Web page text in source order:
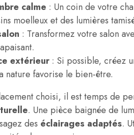
calme : Un coin de votre
moelleux et des lumières
: Transformez votre salon
extérieur: Si possible, créez
nature favorise le bien-être.
choisi, il est temps de
. Une pièce baignée de
des éclairages adaptés.